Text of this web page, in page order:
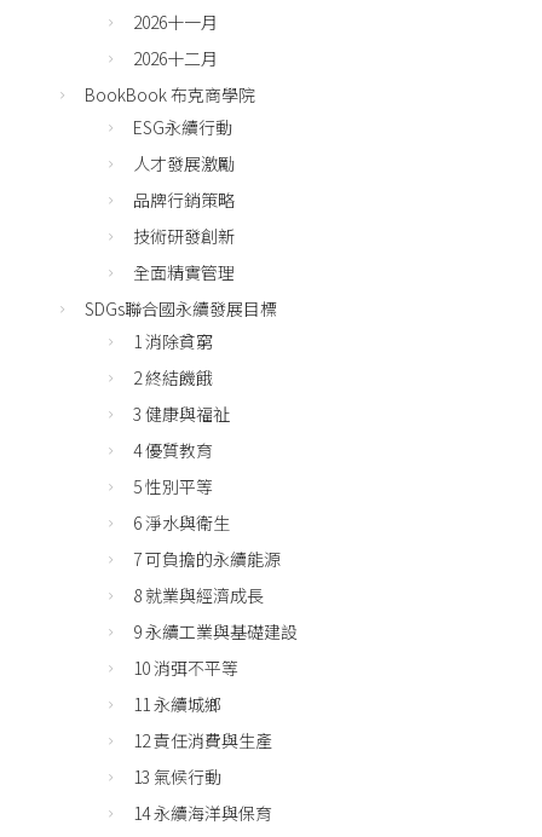
2026十一月
2026十二月
BookBook 布克商學院
ESG永續行動
人才發展激勵
品牌行銷策略
技術研發創新
全面精實管理
SDGs聯合國永續發展目標
1 消除貧窮
2 終結饑餓
3 健康與福祉
4 優質教育
5 性別平等
6 淨水與衛生
7 可負擔的永續能源
8 就業與經濟成長
9 永續工業與基礎建設
10 消弭不平等
11 永續城鄉
12 責任消費與生產
13 氣候行動
14 永續海洋與保育